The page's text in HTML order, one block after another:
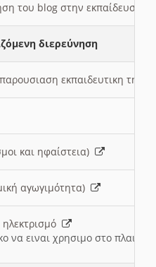
του blog στην εκπαίδευση
διερεύνηση
παρουσιαση εκπαιδευτικη
και ηφαίστεια)
αγωγιμότητα)
να ειναι χρησιμο στο